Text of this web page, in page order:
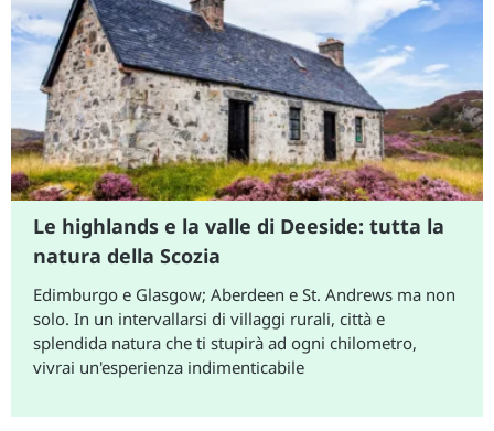
Le highlands e la valle di Deeside: tutta la
natura della Scozia
Edimburgo e Glasgow; Aberdeen e St. Andrews ma non
solo. In un intervallarsi di villaggi rurali, città e
splendida natura che ti stupirà ad ogni chilometro,
vivrai un'esperienza indimenticabile